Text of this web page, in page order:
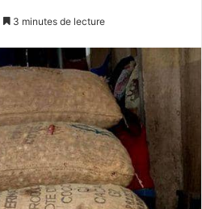
3 minutes de lecture